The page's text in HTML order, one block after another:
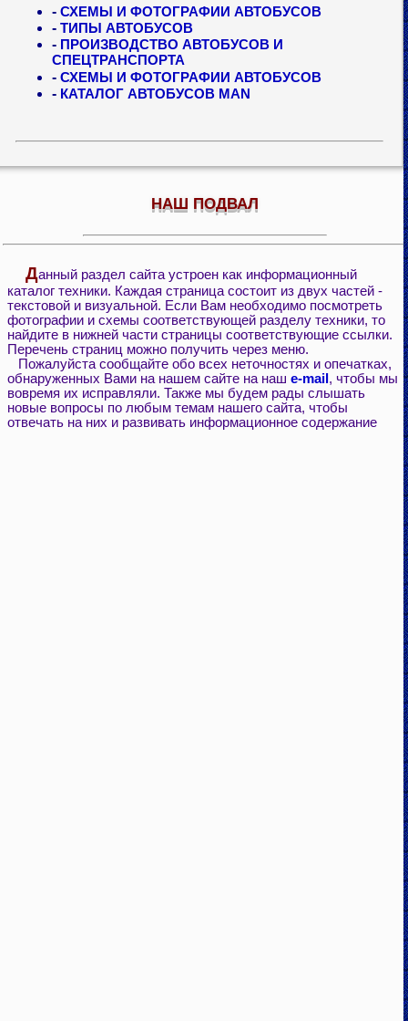
-СХЕМЫ И ФОТОГРАФИИ АВТОБУСОВ
-ТИПЫ АВТОБУСОВ
- ПРОИЗВОДСТВО АВТОБУСОВ И
СПЕЦТРАНСПОРТА
-СХЕМЫ И ФОТОГРАФИИ АВТОБУСОВ
- КАТАЛОГ АВТОБУСОВ MAN
НАШ ПОДВАЛ
Данный раздел сайта устроен как информационный
каталог техники. Каждая страница состоит из двух частей -
текстовой и визуальной. Если Вам необходимо посмотреть
фотографии и схемы соответствующей разделу техники, то
найдите в нижней части страницы соответствующие ссылки.
Перечень страниц можно получить через меню.
Пожалуйста сообщайте обо всех неточностях и опечатках,
обнаруженных Вами на нашем сайте на наш e-mail, чтобы мы
вовремя их исправляли. Также мы будем рады слышать
новые вопросы по любым темам нашего сайта, чтобы
отвечать на них и развивать информационное содержание